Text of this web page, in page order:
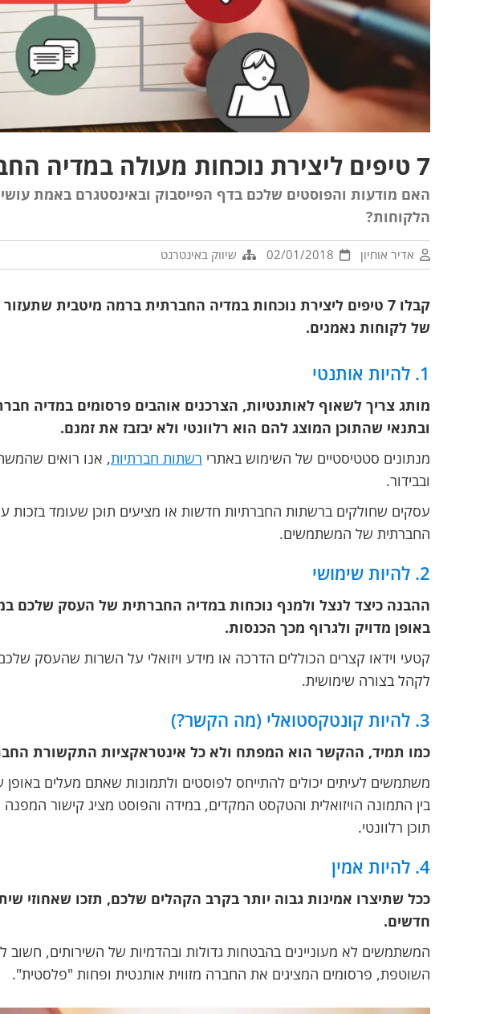
7 טיפים ליצירת נוכחות מעולה במדיה החברתית
האם מודעות והפוסטים שלכם בדף הפייסבוק ובאינסטגרם באמת
הלקוחות?
אדיר אוחיון 02/01/2018 שיווק באינטרנט
קבלו 7 טיפים ליצירת נוכחות במדיה החברתית ברמה מיטבית
של לקוחות נאמנים.
1. להיות אותנטי
מותג צריך לשאוף לאותנטיות, הצרכנים אוהבים פרסומים במדיה
ובתנאי שהתוכן המוצג להם הוא רלוונטי ולא יבזבז את זמנם.
מנתונים סטטיסטיים של השימוש באתרי רשתות חברתיות, אנו רואים
ובבידור.
עסקים שחולקים ברשתות החברתיות חדשות או מציעים תוכן שעומד בזכות
החברתית של המשתמשים.
2. להיות שימושי
ההבנה כיצד לנצל ולמנף נוכחות במדיה החברתית של העסק שלכם
באופן מדויק ולגרוף מכך הכנסות.
קטעי וידאו קצרים הכוללים הדרכה או מידע ויזואלי על השרות שהעסק
לקהל בצורה שימושית.
3. להיות קונטקסטואלי (מה הקשר?)
כמו תמיד, ההקשר הוא המפתח ולא כל אינטראקציות התקשורת
משתמשים לעיתים יכולים להתייחס לפוסטים ולתמונות שאתם מעלים
בין התמונה הויזואלית והטקסט המקדים, במידה והפוסט מציג קישור
תוכן רלוונטי.
4. להיות אמין
ככל שתיצרו אמינות גבוה יותר בקרב הקהלים שלכם, תזכו שאחוזי
חדשים.
המשתמשים לא מעוניינים בהבטחות גדולות ובהדמיות של השירותים,
השוטפת, פרסומים המציגים את החברה מזווית אותנטית ופחות "פלסטית".